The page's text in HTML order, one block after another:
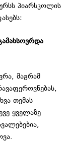
პიარსკოლის
მაგრამ
თემას
ყველაზე